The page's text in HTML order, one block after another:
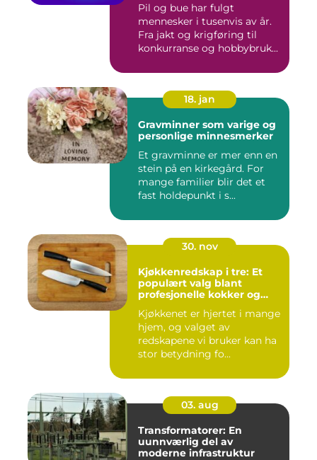
Pil og bue har fulgt
mennesker i tusenvis av år.
Fra jakt og krigføring til
konkurranse og hobbybruk...
18. jan
Gravminner som varige og
personlige minnesmerker
Et gravminne er mer enn en
stein på en kirkegård. For
mange familier blir det et
fast holdepunkt i s...
30. nov
Kjøkkenredskap i tre: Et
populært valg blant
profesjonelle kokker og
Kjøkkenet er hjertet i mange
hjem, og valget av
redskapene vi bruker kan ha
stor betydning fo...
03. aug
Transformatorer: En
uunnværlig del av
moderne infrastruktur